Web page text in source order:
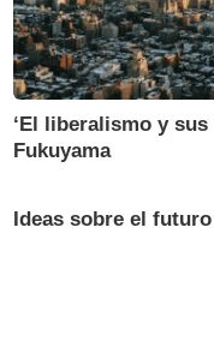
‘El liberalismo y sus
Fukuyama
Ideas sobre el